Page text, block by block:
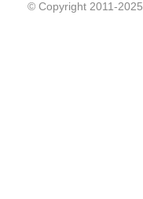
© Copyright 2011-2025